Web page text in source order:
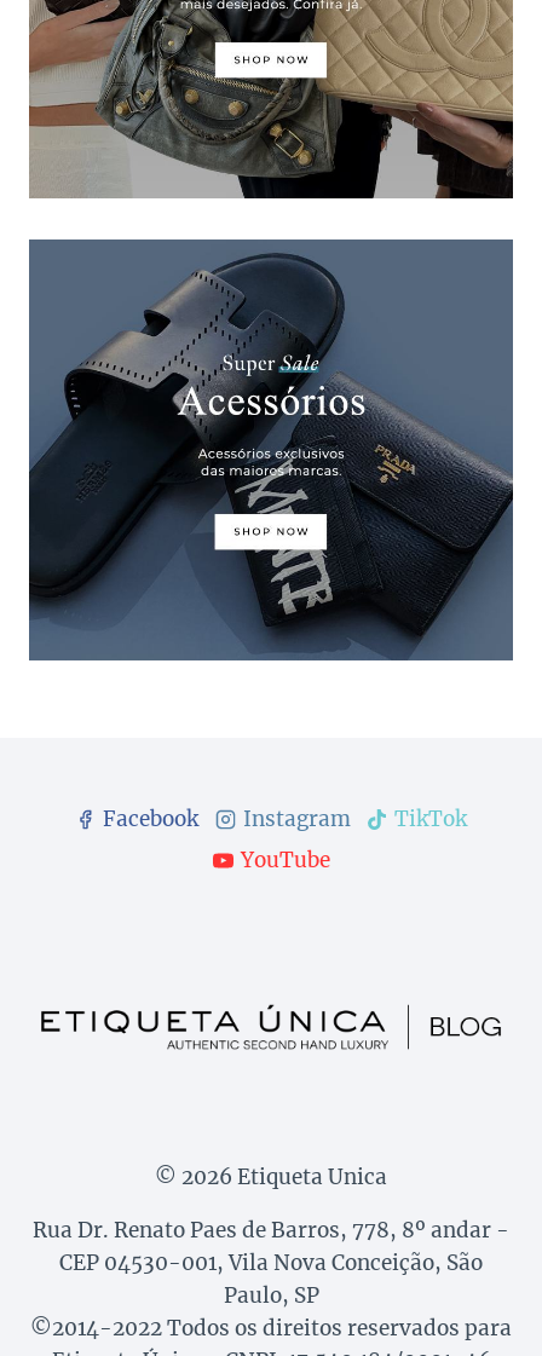
Facebook Instagram
TikTok
YouTube
© 2026 Etiqueta Unica
Rua Dr. Renato Paes de Barros, 778, 8º andar -
CEP 04530-001, Vila Nova Conceição, São
Paulo, SP
©2014-2022 Todos os direitos reservados para